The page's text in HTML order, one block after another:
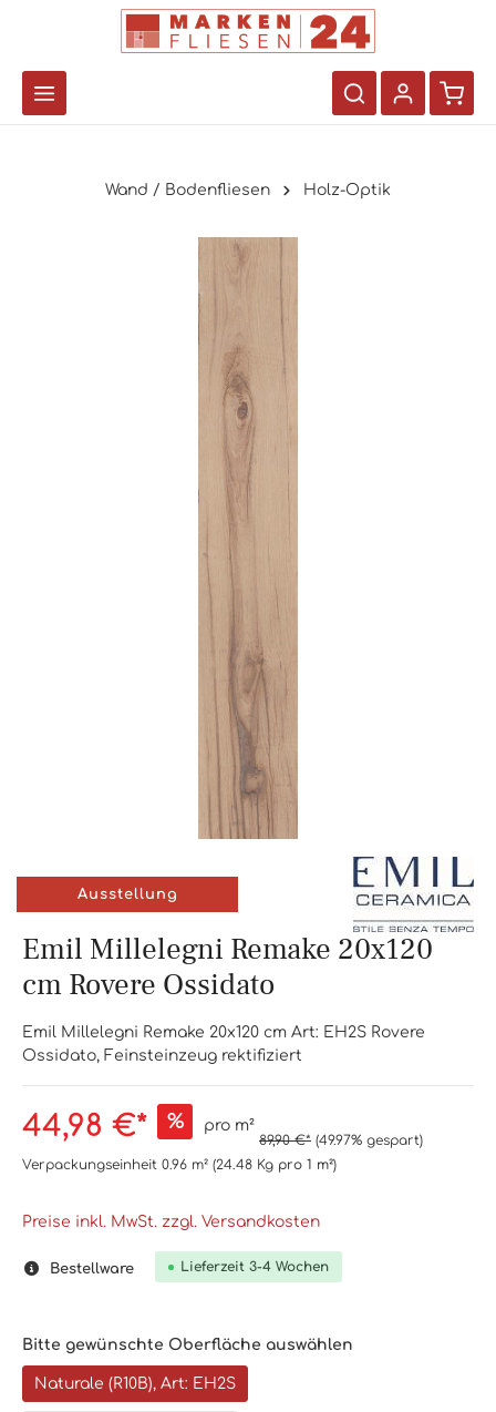
Wand / Bodenfliesen Holz-Optik
Ausstellung
Emil Millelegni Remake 20x120
cm Rovere Ossidato
Emil Millelegni Remake 20x120 cm Art: EH2S Rovere
Ossidato, Feinsteinzeug rektifiziert
44,98 €* % pro m²
89,90 €* (49.97% gespart)
Verpackungseinheit 0.96 m² (24.48 Kg pro 1 m²)
Preise inkl. MwSt. zzgl. Versandkosten
Bestellware Lieferzeit 3-4 Wochen
Bitte gewünschte Oberfläche auswählen
Naturale (R10B), Art: EH2S